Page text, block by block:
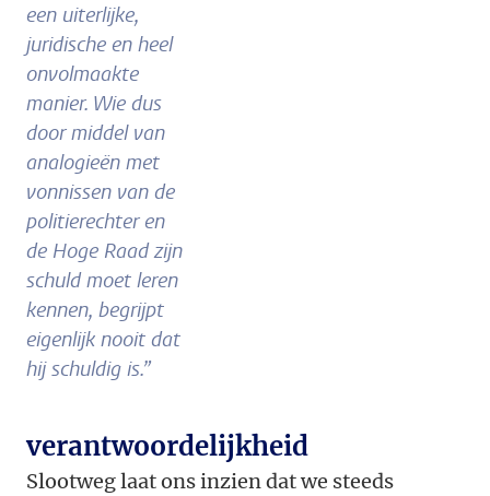
een uiterlijke,
juridische en heel
onvolmaakte
manier. Wie dus
door middel van
analogieën met
vonnissen van de
politierechter en
de Hoge Raad zijn
schuld moet leren
kennen, begrijpt
eigenlijk nooit dat
hij schuldig is.”
verantwoordelijkheid
Slootweg laat ons inzien dat we steeds